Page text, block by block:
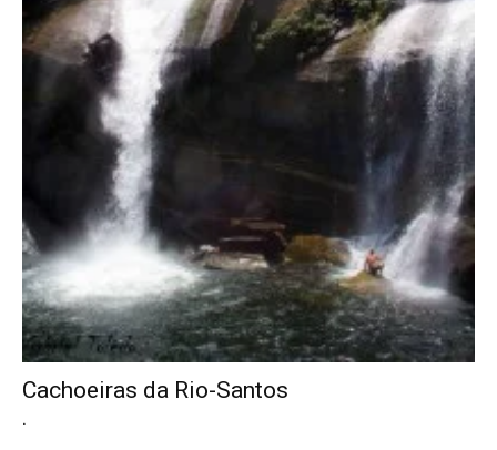
Cachoeiras da Rio-Santos
.